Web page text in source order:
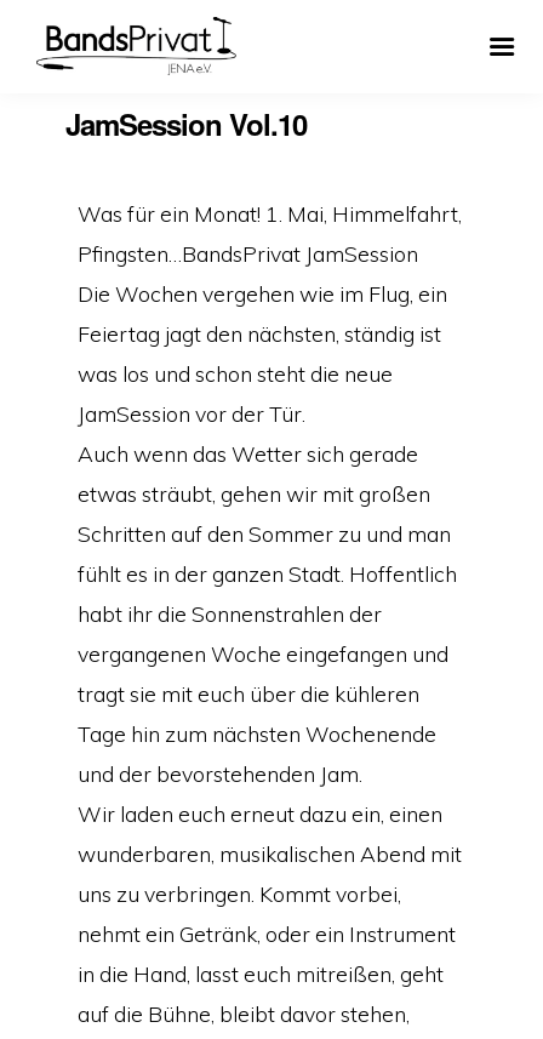
JamSession Vol.10
Was für ein Monat! 1. Mai, Himmelfahrt,
Pfingsten…BandsPrivat JamSession
Die Wochen vergehen wie im Flug, ein
Feiertag jagt den nächsten, ständig ist
was los und schon steht die neue
JamSession vor der Tür.
Auch wenn das Wetter sich gerade
etwas sträubt, gehen wir mit großen
Schritten auf den Sommer zu und man
fühlt es in der ganzen Stadt. Hoffentlich
habt ihr die Sonnenstrahlen der
vergangenen Woche eingefangen und
tragt sie mit euch über die kühleren
Tage hin zum nächsten Wochenende
und der bevorstehenden Jam.
Wir laden euch erneut dazu ein, einen
wunderbaren, musikalischen Abend mit
uns zu verbringen. Kommt vorbei,
nehmt ein Getränk, oder ein Instrument
in die Hand, lasst euch mitreißen, geht
auf die Bühne, bleibt davor stehen,